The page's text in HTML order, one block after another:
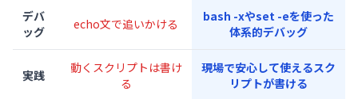
デバ
ッグ
echo文で追いかける
bash -xやset -eを使った
体系的デバッグ
実践
動くスクリプトは書け
る
現場で安心して使えるスク
リプトが書ける